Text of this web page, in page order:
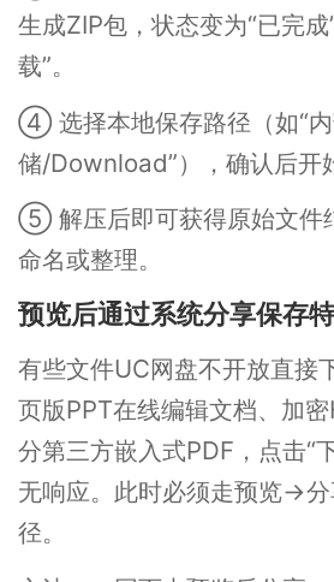
生成ZIP包，状态变为“已完成
载”。
④ 选择本地保存路径（如“
储/Download”），确认后开
⑤ 解压后即可获得原始文件
命名或整理。
预览后通过系统分享保存
有些文件UC网盘不开放直接
页版PPT在线编辑文档、加
分第三方嵌入式PDF，点击“
无响应。此时必须走预览→
径。